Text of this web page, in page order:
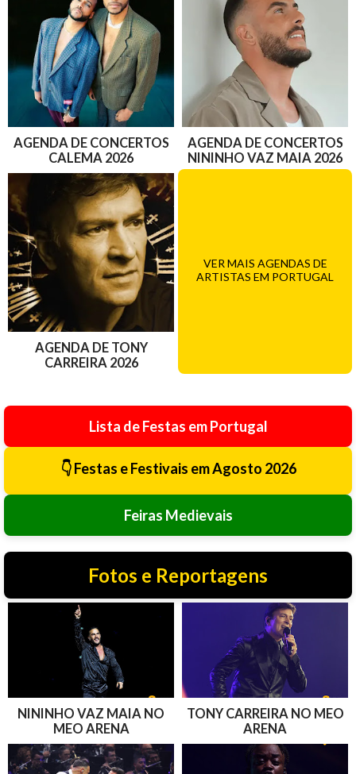
AGENDA DE CONCERTOS
CALEMA 2026
AGENDA DE CONCERTOS
NININHO VAZ MAIA 2026
AGENDA DE TONY
CARREIRA 2026
VER MAIS AGENDAS DE
ARTISTAS EM PORTUGAL
Lista de Festas em Portugal
👇 Festas e Festivais em Agosto 2026
Feiras Medievais
Fotos e Reportagens
NININHO VAZ MAIA NO
MEO ARENA
TONY CARREIRA NO MEO
ARENA